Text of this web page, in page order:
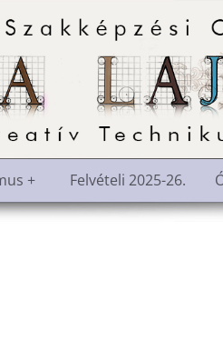
+ Felvételi 2025-26.